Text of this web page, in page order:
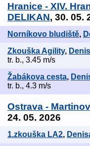
Hranice - XIV.
DELIKAN, 30. 05.
Norníkovo bludiště,
Zkouška Agility,
tr. b., 3.45 m/s
Žabákova cesta,
tr. b., 4.3 m/s
Ostrava -
24. 05. 2026
1.zkouška LA2,